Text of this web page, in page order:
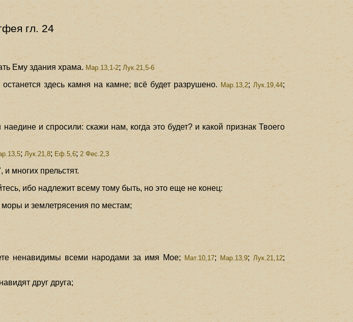
гл. 24
Ему здания храма. Мар.13,1-2; Лук.21,5-6
здесь камня на камне; всё будет разрушено. Мар.13,2;Лук.19,44;
и спросили: скажи нам, когда это будет? и какой признак Твоего
; Лук.21,8; Еф.5,6;2 Фес.2,3
многих прельстят.
ибо надлежит всему тому быть, но это еще не конец:
моры и землетрясения по местам;
ненавидимы всеми народами за имя Мое;Мат.10,17; Мар.13,9;Лук.21,12;
друг друга;